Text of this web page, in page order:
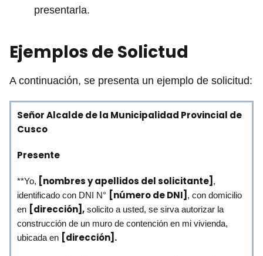
presentarla.
Ejemplos de Solictud
A continuación, se presenta un ejemplo de solicitud:
Señor Alcalde de la Municipalidad Provincial de
Cusco
Presente
**Yo, [nombres y apellidos del solicitante] ,
identificado con DNI N° [número de DNI] , con domicilio
en [dirección], solicito a usted, se sirva autorizar la
construcción de un muro de contención en mi vivienda,
ubicada en [dirección].